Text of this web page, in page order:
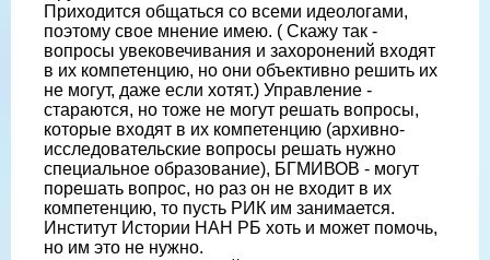
Приходится общаться со всеми идеологами,
поэтому свое мнение имею. ( Скажу так -
вопросы увековечивания и захоронений входят
в их компетенцию, но они объективно решить их
не могут, даже если хотят.) Управление -
стараются, но тоже не могут решать вопросы,
которые входят в их компетенцию (архивно-
исследовательские вопросы решать нужно
специальное образование), БГМИВОВ - могут
порешать вопрос, но раз он не входит в их
компетенцию, то пусть РИК им занимается.
Институт Истории НАН РБ хоть и может помочь,
но им это не нужно.